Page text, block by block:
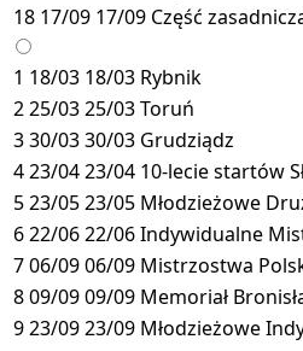
18 17/09 17/09 Część
1 18/03 18/03 Rybnik
225/0325/03Toruń
330/0330/03 Grudziądz
423/0423/04 10-lecie startów
523/0523/05 Młodzieżowe
622/0622/06Indywidualne
706/0906/09 Mistrzostwa
809/0909/09 Memoriał
923/0923/09 Młodzieżowe